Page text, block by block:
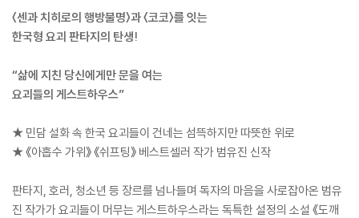
〈센과 치히로의 행방불명〉과 〈코코〉를 잇는
한국형 요괴 판타지의 탄생!
“삶에 지친 당신에게만 문을 여는
요괴들의 게스트하우스”
★ 민담 설화 속 한국 요괴들이 건네는 섬뜩하지만 따뜻한 위로
★ 《아홉수 가위》 《쉬프팅》 베스트셀러 작가 범유진 신작
판타지, 호러, 청소년 등 장르를 넘나들며 독자의 마음을 사로잡아온 범유
진 작가가 요괴들이 머무는 게스트하우스라는 독특한 설정의 소설 《도깨